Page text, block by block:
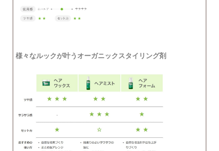
様々なルックが叶うオーガニックスタイリング剤